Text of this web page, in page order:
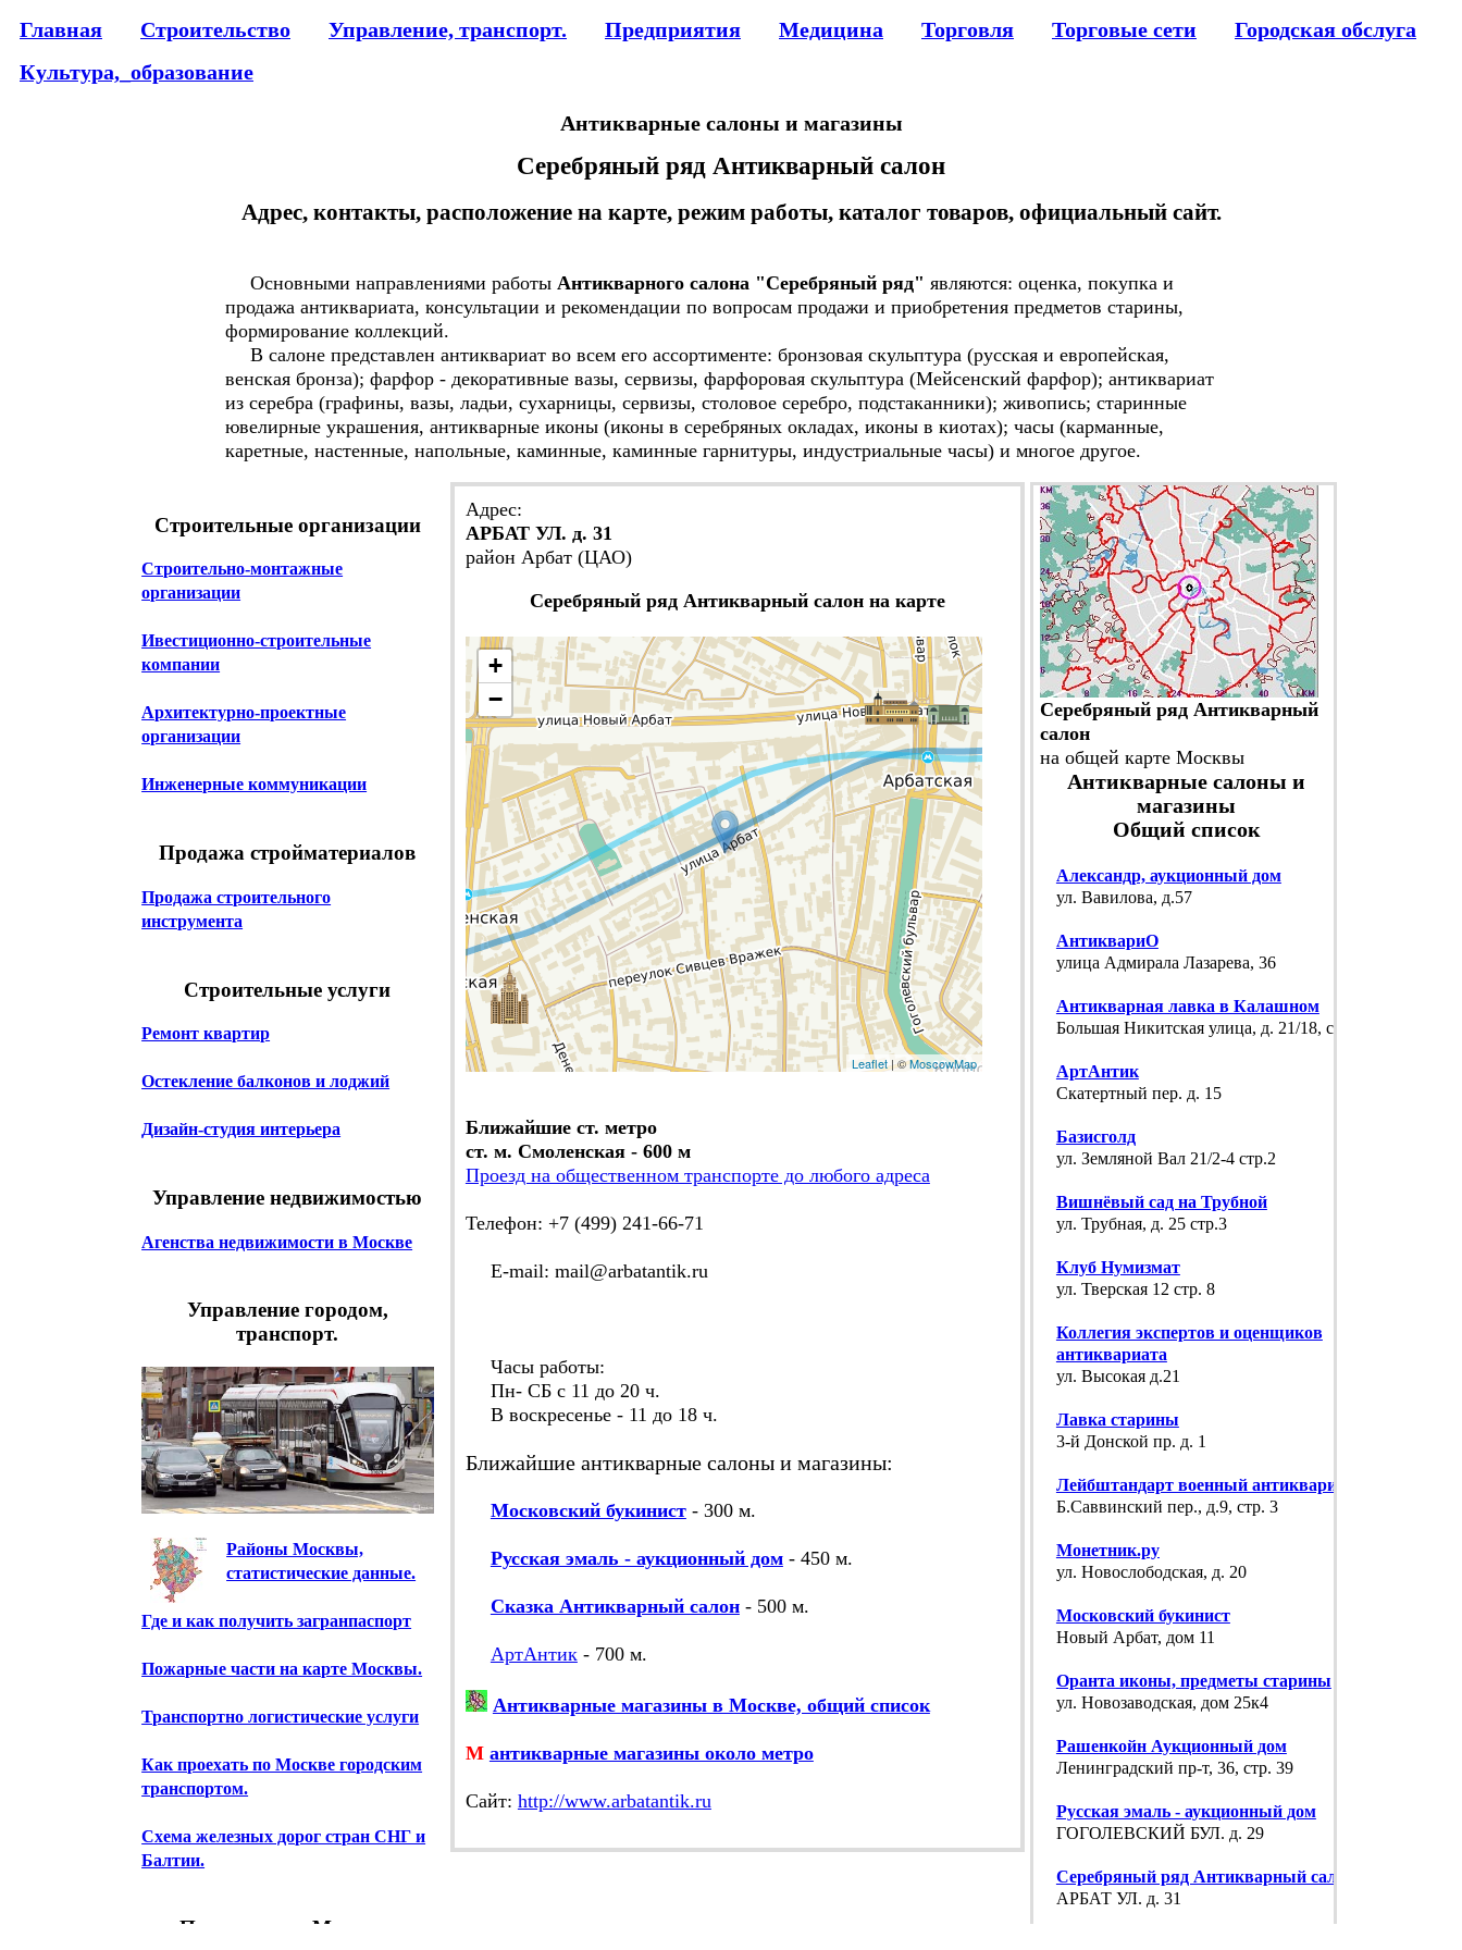
Главная Строительство Управление, транспорт. Предприятия Медицина Торговля Торговые сети
Городская обслуга
Культура,_образование
Антикварные салоны и магазины
Серебряный ряд Антикварный салон
Адрес, контакты, расположение на карте, режим работы, каталог товаров, официальный сайт.
Основными направлениями работы Антикварного салона "Серебряный ряд" являются: оценка, покупка и
продажа антиквариата, консультации и рекомендации по вопросам продажи и приобретения предметов старины,
формирование коллекций.
В салоне представлен антиквариат во всем его ассортименте: бронзовая скульптура (русская и европейская,
венская бронза); фарфор - декоративные вазы, сервизы, фарфоровая скульптура (Мейсенский фарфор); антиквариат
из серебра (графины, вазы, ладьи, сухарницы, сервизы, столовое серебро, подстаканники); живопись; старинные
ювелирные украшения, антикварные иконы (иконы в серебряных окладах, иконы в киотах); часы (карманные,
каретные, настенные, напольные, каминные, каминные гарнитуры, индустриальные часы) и многое другое.
Строительные организации
Строительно-монтажные
организации
Ивестиционно-строительные
компании
Архитектурно-проектные
организации
Инженерные коммуникации
Продажа стройматериалов
Продажа строительного
инструмента
Строительные услуги
Ремонт квартир
Остекление балконов и лоджий
Дизайн-студия интерьера
Управление недвижимостью
Агенства недвижимости в Москве
Управление городом,
транспорт.
Районы Москвы,
статистические данные.
Где и как получить загранпаспорт
Пожарные части на карте Москвы.
Транспортно логистические услуги
Как проехать по Москве городским
транспортом.
Схема железных дорог стран СНГ и
Балтии.
Предприятия Москвы.
Адрес:
АРБАТ УЛ. д. 31
район Арбат (ЦАО)
Серебряный ряд Антикварный салон на карте
+
−
Leaflet| ©MoscowMap
Ближайшие ст. метро
ст. м. Смоленская - 600 м
Проезд на общественном транспорте до любого адреса
Телефон: +7 (499) 241-66-71
E-mail: mail@arbatantik.ru
Часы работы:
Пн- СБ с 11 до 20 ч.
В воскресенье - 11 до 18 ч.
Ближайшие антикварные салоны и магазины:
Московский букинист- 300 м.
Русская эмаль - аукционный дом- 450 м.
Сказка Антикварный салон- 500 м.
АртАнтик- 700 м.
Антикварные магазины в Москве, общий список
М антикварные магазины около метро
Cайт: http://www.arbatantik.ru
Серебряный ряд Антикварный
салон
на общей карте Москвы
Антикварные салоны и
магазины
Общий список
Александр, аукционный дом
ул. Вавилова, д.57
АнтиквариО
улица Адмирала Лазарева, 36
Антикварная лавка в Калашном
Большая Никитская улица, д. 21/18, с. 1
АртАнтик
Скатертный пер. д. 15
Базисголд
ул. Земляной Вал 21/2-4 стр.2
Вишнёвый сад на Трубной
ул. Трубная, д. 25 стр.3
Клуб Нумизмат
ул. Тверская 12 стр. 8
Коллегия экспертов и оценщиков
антиквариата
ул. Высокая д.21
Лавка старины
3-й Донской пр. д. 1
Лейбштандарт военный антиквариат
Б.Саввинский пер., д.9, стр. 3
Монетник.ру
ул. Новослободская, д. 20
Московский букинист
Новый Арбат, дом 11
Оранта иконы, предметы старины
ул. Новозаводская, дом 25к4
Рашенкойн Аукционный дом
Ленинградский пр-т, 36, стр. 39
Русская эмаль - аукционный дом
ГОГОЛЕВСКИЙ БУЛ. д. 29
Серебряный ряд Антикварный салон
АРБАТ УЛ. д. 31